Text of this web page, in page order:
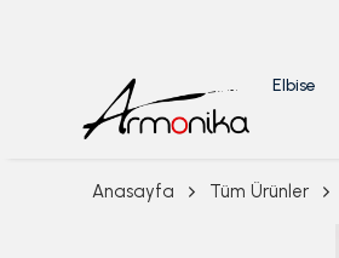
Elbise
Anasayfa Tüm Ürünler